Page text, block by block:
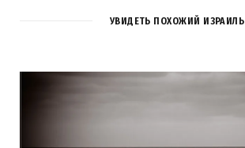
УВИДЕТЬ ПОХОЖИЙ ИЗРАИЛЬ